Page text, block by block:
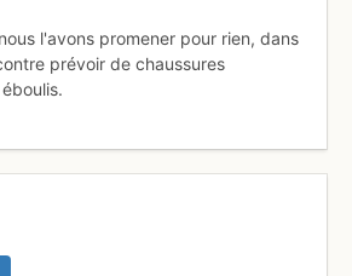
l'avons promener pour rien, dans
prévoir de chaussures